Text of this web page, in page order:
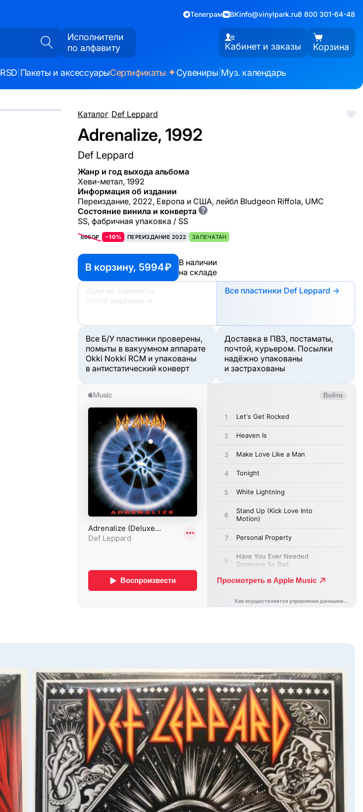
Телеграм ВКinfo@vinylpark.ru8 800 301-64-48
Исполнители
по алфавиту
Кабинет и заказы Корзина
RSD Пакеты и аксессуарыСертификаты ✦Сувениры Муз. календарь
Каталог/Def Leppard
Adrenalize, 1992
Def Leppard
Жанр и год выхода альбома
Хеви-метал, 1992
Информация об издании
Переиздание, 2022, Европа и США, лейбл Bludgeon Riffola, UMC
Состояние винила и конверта ?
SS, фабричная упаковка / SS
6660₽ −10% ПЕРЕИЗДАНИЕ 2022 ЗАПЕЧАТАН
В корзину, 5994 ₽
В наличии
на складе
Другие варианты
этого альбома
→
Все пластинки Def Leppard →
Все Б/У пластинки проверены,
помыты в вакуумном аппарате
Okki Nokki RCM и упакованы
в антистатический конверт
Доставка в ПВЗ, постаматы,
почтой, курьером. Посылки
надёжно упакованы
и застрахованы